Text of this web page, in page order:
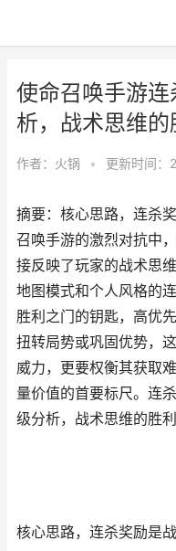
使命召唤手游
析，战术思维的
作者： 火锅 • 更新时间
摘要：核心思路，连杀
召唤手游的激烈对抗中
接反映了玩家的战术思
地图模式和个人风格的
胜利之门的钥匙，高优
扭转局势或巩固优势，
威力，更要权衡其获取
量价值的首要标尺。连
级分析，战术思维的胜
核心思路，连杀奖励是